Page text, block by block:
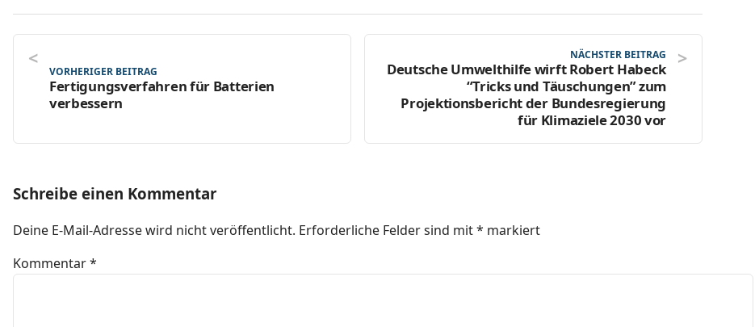
VORHERIGER BEITRAG
Fertigungsverfahren für Batterien
verbessern
NÄCHSTER BEITRAG
Deutsche Umwelthilfe wirft Robert Habeck
“Tricks und Täuschungen” zum
Projektionsbericht der Bundesregierung
für Klimaziele 2030 vor
Schreibe einen Kommentar
Deine E-Mail-Adresse wird nicht veröffentlicht. Erforderliche Felder sind mit* markiert
Kommentar*